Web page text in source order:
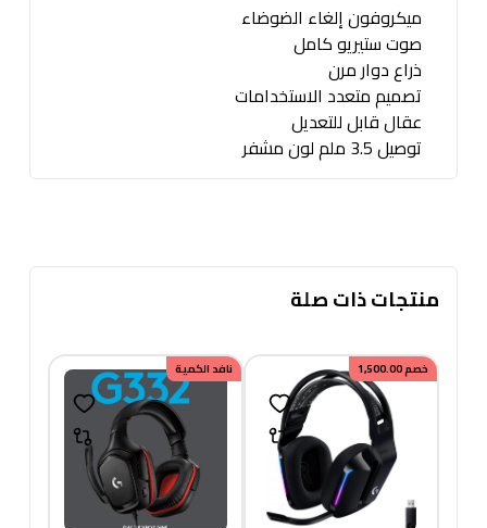
ميكروفون إلغاء الضوضاء
صوت ستيريو كامل
ذراع دوار مرن
تصميم متعدد الاستخدامات
عقال قابل للتعديل
توصيل 3.5 ملم لون مشفر
منتجات ذات صلة
خصم1,500.00 نافد الكمية